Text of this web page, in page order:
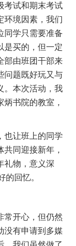
考试和期末考试
环境因素，我们
同学只需要准备
是买的，但一定
部由班团干部来
问题既好玩又与
。本次活动，我
书院的教室，
让班上的同学
同迎接新年，
礼物，意义深
的回忆。
开心，但仍然
没有申请到多媒